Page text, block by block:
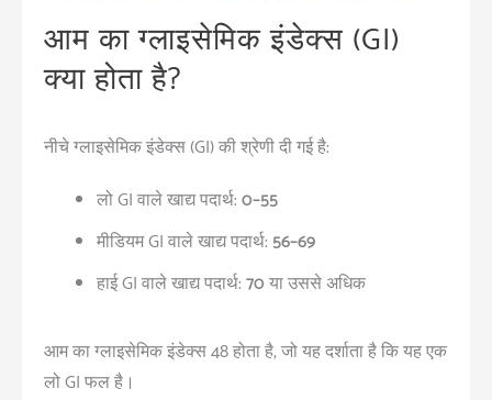
आम का ग्लाइसेमिक इंडेक्स (GI)
क्या होता है?
नीचे ग्लाइसेमिक इंडेक्स (GI) की श्रेणी दी गई है:
लो GI वाले खाद्य पदार्थ:0–55
मीडियम GI वाले खाद्य पदार्थ:56–69
हाई GI वाले खाद्य पदार्थ:70 या उससे अधिक
आम का ग्लाइसेमिक इंडेक्स 48 होता है, जो यह दर्शाता है कि यह एक
लो GI फल है।